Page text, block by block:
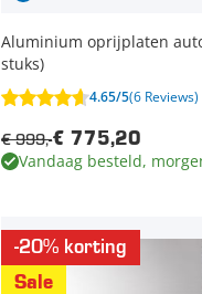
Aluminium oprijplaten
stuks)
4.65/5(6 Reviews)
€ 775,20
€ 999,-
Vandaag besteld,
-20% korting
Sale